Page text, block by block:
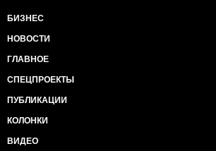
БИЗНЕС
НОВОСТИ
ГЛАВНОЕ
СПЕЦПРОЕКТЫ
ПУБЛИКАЦИИ
КОЛОНКИ
ВИДЕО